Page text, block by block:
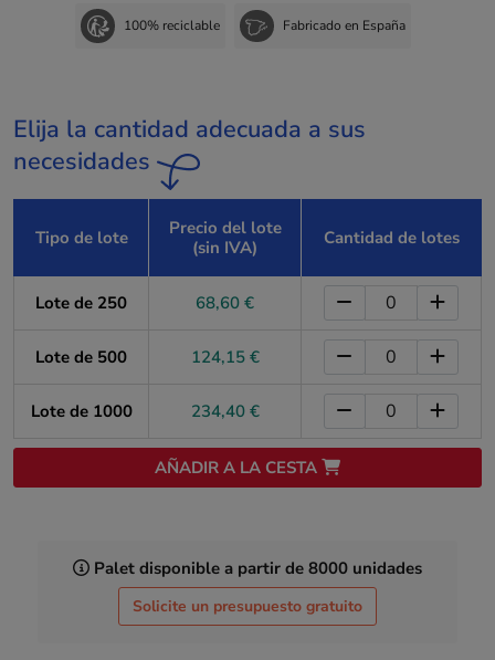
100% reciclable Fabricado en España
Elija la cantidad adecuada a sus
necesidades
Tipo de lote
Precio del lote
(sin IVA)
Cantidad de lotes
Lote de 250 68,60 €
Lote de 500 124,15 €
Lote de 1000 234,40 €
AÑADIR A LA CESTA
Palet disponible a partir de 8000 unidades
Solicite un presupuesto gratuito